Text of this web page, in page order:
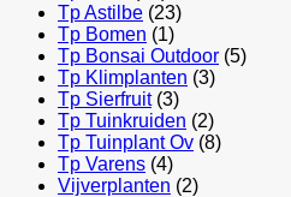
Tp Astilbe (23)
Tp Bomen (1)
Tp Bonsai Outdoor (5)
Tp Klimplanten (3)
Tp Sierfruit (3)
Tp Tuinkruiden (2)
Tp Tuinplant Ov (8)
Tp Varens (4)
Vijverplanten (2)